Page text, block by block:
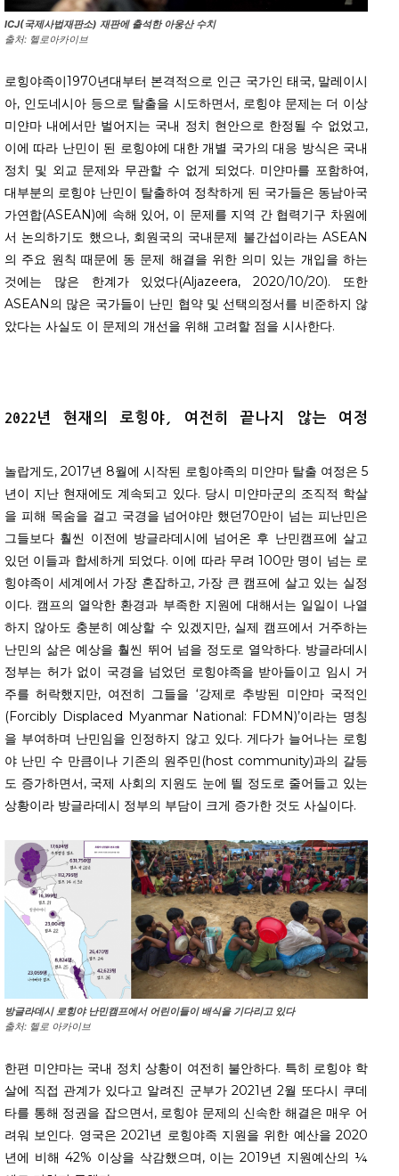
ICJ(국제사법재판소) 재판에 출석한 아웅산 수치
출처: 헬로아카이브
로힝야족이1970년대부터 본격적으로 인근 국가인 태국, 말레이시
아, 인도네시아 등으로 탈출을 시도하면서, 로힝야 문제는 더 이상
미얀마 내에서만 벌어지는 국내 정치 현안으로 한정될 수 없었고,
이에 따라 난민이 된 로힝야에 대한 개별 국가의 대응 방식은 국내
정치 및 외교 문제와 무관할 수 없게 되었다. 미얀마를 포함하여,
대부분의 로힝야 난민이 탈출하여 정착하게 된 국가들은 동남아국
가연합(ASEAN)에 속해 있어, 이 문제를 지역 간 협력기구 차원에
서 논의하기도 했으나, 회원국의 국내문제 불간섭이라는 ASEAN
의 주요 원칙 때문에 동 문제 해결을 위한 의미 있는 개입을 하는
것에는 많은 한계가 있었다(Aljazeera, 2020/10/20). 또한
ASEAN의 많은 국가들이 난민 협약 및 선택의정서를 비준하지 않
았다는 사실도 이 문제의 개선을 위해 고려할 점을 시사한다.
2022년 현재의 로힝야, 여전히 끝나지 않는 여정
놀랍게도, 2017년 8월에 시작된 로힝야족의 미얀마 탈출 여정은 5
년이 지난 현재에도 계속되고 있다. 당시 미얀마군의 조직적 학살
을 피해 목숨을 걸고 국경을 넘어야만 했던70만이 넘는 피난민은
그들보다 훨씬 이전에 방글라데시에 넘어온 후 난민캠프에 살고
있던 이들과 합세하게 되었다. 이에 따라 무려 100만 명이 넘는 로
힝야족이 세계에서 가장 혼잡하고, 가장 큰 캠프에 살고 있는 실정
이다. 캠프의 열악한 환경과 부족한 지원에 대해서는 일일이 나열
하지 않아도 충분히 예상할 수 있겠지만, 실제 캠프에서 거주하는
난민의 삶은 예상을 훨씬 뛰어 넘을 정도로 열악하다. 방글라데시
정부는 허가 없이 국경을 넘었던 로힝야족을 받아들이고 임시 거
주를 허락했지만, 여전히 그들을 ‘강제로 추방된 미얀마 국적인
(Forcibly Displaced Myanmar National: FDMN)’이라는 명칭
을 부여하며 난민임을 인정하지 않고 있다. 게다가 늘어나는 로힝
야 난민 수 만큼이나 기존의 원주민(host community)과의 갈등
도 증가하면서, 국제 사회의 지원도 눈에 띌 정도로 줄어들고 있는
상황이라 방글라데시 정부의 부담이 크게 증가한 것도 사실이다.
방글라데시 로힝야 난민캠프에서 어린이들이 배식을 기다리고 있다
출처: 헬로 아카이브
한편 미얀마는 국내 정치 상황이 여전히 불안하다. 특히 로힝야 학
살에 직접 관계가 있다고 알려진 군부가 2021년 2월 또다시 쿠데
타를 통해 정권을 잡으면서, 로힝야 문제의 신속한 해결은 매우 어
려워 보인다. 영국은 2021년 로힝야족 지원을 위한 예산을 2020
년에 비해 42% 이상을 삭감했으며, 이는 2019년 지원예산의 ¼